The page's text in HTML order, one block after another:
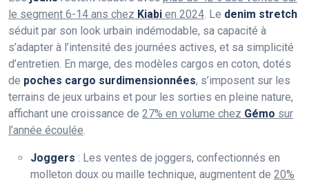
le segment 6-14 ans chez Kiabi en 2024. Le denim stretch
séduit par son look urbain indémodable, sa capacité à
s’adapter à l’intensité des journées actives, et sa simplicité
d’entretien. En marge, des modèles cargos en coton, dotés
de poches cargo surdimensionnées, s’imposent sur les
terrains de jeux urbains et pour les sorties en pleine nature,
affichant une croissance de 27% en volume chez Gémo sur
l’année écoulée.
Joggers : Les ventes de joggers, confectionnés en
molleton doux ou maille technique, augmentent de 20%